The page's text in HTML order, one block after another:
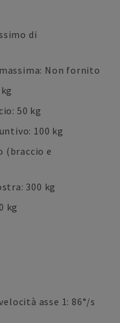
di
Non fornito
50 kg
100 kg
(braccio e
300 kg
kg
asse 1: 86°/s